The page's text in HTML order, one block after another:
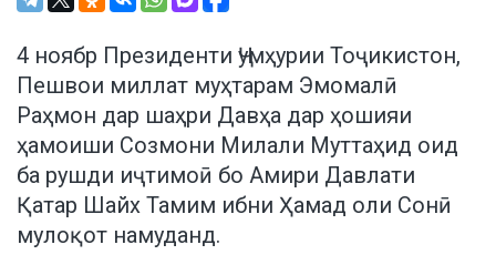
4 ноябр Президенти Ҷумҳурии Тоҷикистон,
Пешвои миллат муҳтарам Эмомалӣ
Раҳмон дар шаҳри Давҳа дар ҳошияи
ҳамоиши Созмони Милали Муттаҳид оид
ба рушди иҷтимоӣ бо Амири Давлати
Қатар Шайх Тамим ибни Ҳамад оли Сонӣ
мулоқот намуданд.